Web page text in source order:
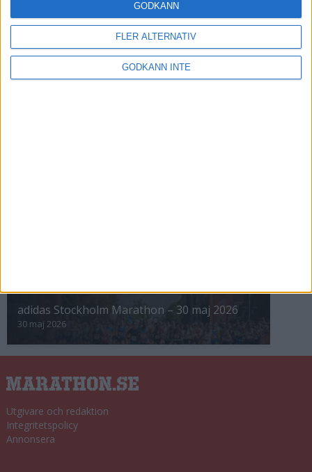
FLER ALTERNATIV
GODKÄNN INTE
GODKÄNN
Berlin Marathon - ett lopp genom
8 okt 1995• Arkiv• Reseberättelser från
adidas Stockholm Marathon – 30 maj 2026
30 maj 2026
Utgivare och redaktion
Integritetspolicy
Annonsera